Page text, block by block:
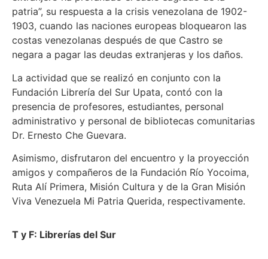
patria”, su respuesta a la crisis venezolana de 1902-
1903, cuando las naciones europeas bloquearon las
costas venezolanas después de que Castro se
negara a pagar las deudas extranjeras y los daños.
La actividad que se realizó en conjunto con la
Fundación Librería del Sur Upata, contó con la
presencia de profesores, estudiantes, personal
administrativo y personal de bibliotecas comunitarias
Dr. Ernesto Che Guevara.
Asimismo, disfrutaron del encuentro y la proyección
amigos y compañeros de la Fundación Río Yocoima,
Ruta Alí Primera, Misión Cultura y de la Gran Misión
Viva Venezuela Mi Patria Querida, respectivamente.
T y F: Librerías del Sur